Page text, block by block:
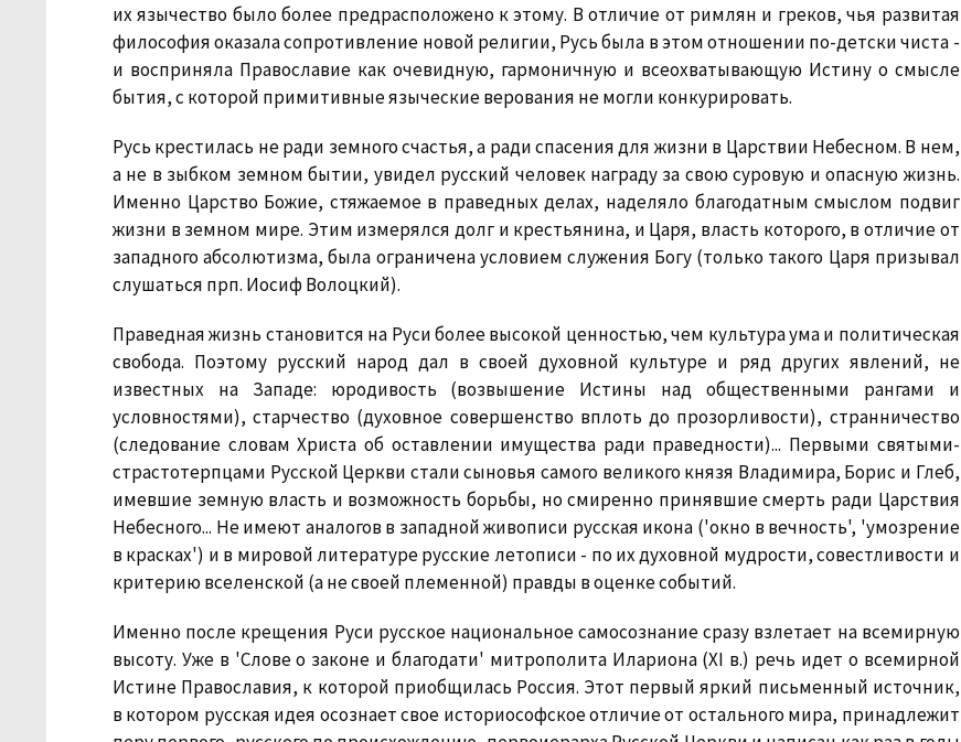
их язычество было более предрасположено к этому. В отличие от римлян и греков, чья развитая
философия оказала сопротивление новой религии, Русь была в этом отношении по-детски чиста -
и восприняла Православие как очевидную, гармоничную и всеохватывающую Истину о смысле
бытия, с которой примитивные языческие верования не могли конкурировать.
Русь крестилась не ради земного счастья, а ради спасения для жизни в Царствии Небесном. В нем,
а не в зыбком земном бытии, увидел русский человек награду за свою суровую и опасную жизнь.
Именно Царство Божие, стяжаемое в праведных делах, наделяло благодатным смыслом подвиг
жизни в земном мире. Этим измерялся долг и крестьянина, и Царя, власть которого, в отличие от
западного абсолютизма, была ограничена условием служения Богу (только такого Царя призывал
слушаться прп. Иосиф Волоцкий).
Праведная жизнь становится на Руси более высокой ценностью, чем культура ума и политическая
свобода. Поэтому русский народ дал в своей духовной культуре и ряд других явлений, не
известных на Западе: юродивость (возвышение Истины над общественными рангами и
условностями), старчество (духовное совершенство вплоть до прозорливости), странничество
(следование словам Христа об оставлении имущества ради праведности)... Первыми святыми-
страстотерпцами Русской Церкви стали сыновья самого великого князя Владимира, Борис и Глеб,
имевшие земную власть и возможность борьбы, но смиренно принявшие смерть ради Царствия
Небесного... Не имеют аналогов в западной живописи русская икона ('окно в вечность', 'умозрение
в красках') и в мировой литературе русские летописи - по их духовной мудрости, совестливости и
критерию вселенской (а не своей племенной) правды в оценке событий.
Именно после крещения Руси русское национальное самосознание сразу взлетает на всемирную
высоту. Уже в 'Слове о законе и благодати' митрополита Илариона (XI в.) речь идет о всемирной
Истине Православия, к которой приобщилась Россия. Этот первый яркий письменный источник,
в котором русская идея осознает свое историософское отличие от остального мира, принадлежит